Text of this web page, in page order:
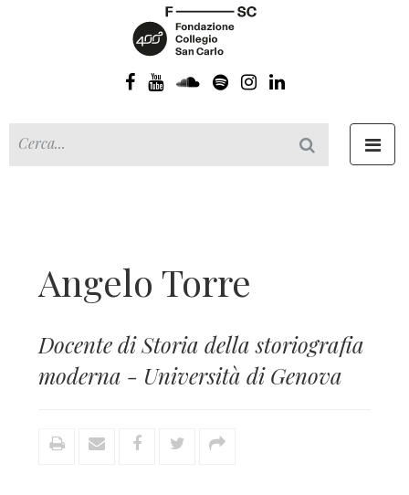
Angelo Torre
Docente di Storia della storiografia
moderna - Università di Genova